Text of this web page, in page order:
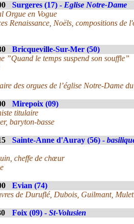
Surgeres (17) - Eglise Notre-Dame
Orgue en Vogue
Renaissance, Noëls, compositions de
Bricqueville-Sur-Mer (50)
”Quand le temps suspend son souffle”
des orgues de l’église Notre-Dame
Mirepoix (09)
titulaire
baryton-basse
Sainte-Anne d'Auray (56) -
cheffe de chœur
Evian (74)
de Duruflé, Dubois, Guilmant,
Foix (09) - St-Volusien